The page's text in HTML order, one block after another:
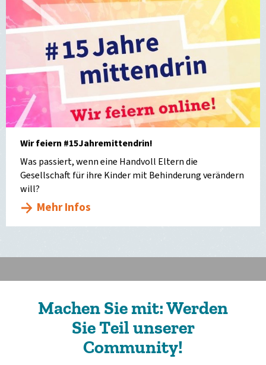
Wir feiern #15Jahremittendrin!
Was passiert, wenn eine Handvoll Eltern die
Gesellschaft für ihre Kinder mit Behinderung verändern
will?
Mehr Infos
Machen Sie mit: Werden
Sie Teil unserer
Community!